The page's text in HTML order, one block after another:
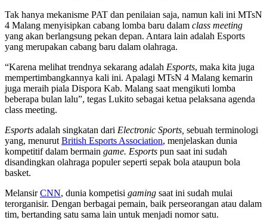
Tak hanya mekanisme PAT dan penilaian saja, namun kali ini MTsN
4 Malang menyisipkan cabang lomba baru dalam class meeting
yang akan berlangsung pekan depan. Antara lain adalah Esports
yang merupakan cabang baru dalam olahraga.
“Karena melihat trendnya sekarang adalah Esports, maka kita juga
mempertimbangkannya kali ini. Apalagi MTsN 4 Malang kemarin
juga meraih piala Dispora Kab. Malang saat mengikuti lomba
beberapa bulan lalu”, tegas Lukito sebagai ketua pelaksana agenda
class meeting.
Esports adalah singkatan dari Electronic Sports, sebuah terminologi
yang, menurut British Esports Association, menjelaskan dunia
kompetitif dalam bermain game. Esports pun saat ini sudah
disandingkan olahraga populer seperti sepak bola ataupun bola
basket.
MelansirCNN, dunia kompetisi gaming saat ini sudah mulai
terorganisir. Dengan berbagai pemain, baik perseorangan atau dalam
tim, bertanding satu sama lain untuk menjadi nomor satu.